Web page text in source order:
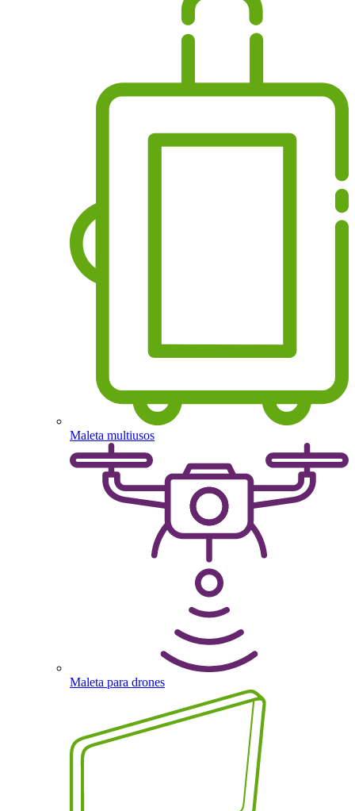
Maleta multiusos
Maleta para drones